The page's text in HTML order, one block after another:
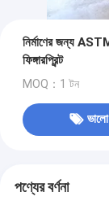
নির্মাণের জন্য
ফিঙ্গারপ্রিন্ট
MOQ：1 টন
পণ্যের বর্ণনা